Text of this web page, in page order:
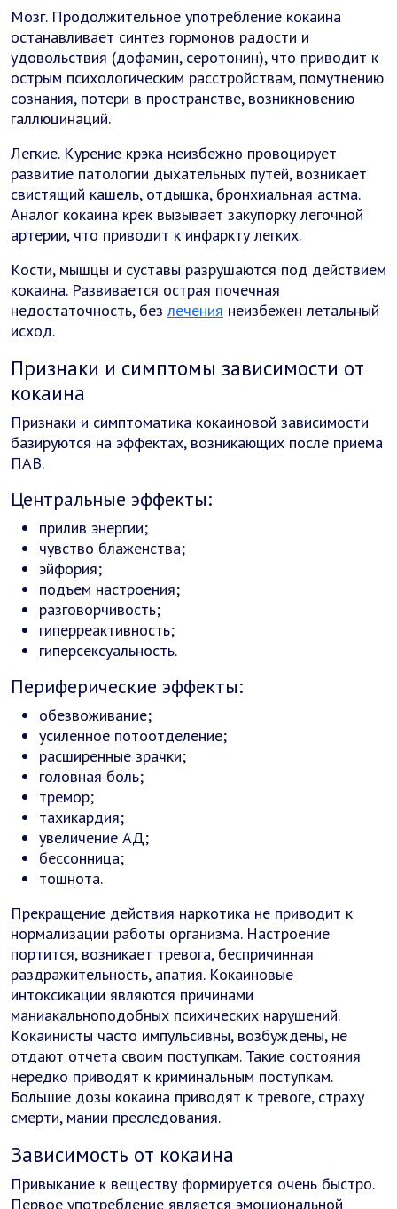
Мозг. Продолжительное употребление кокаина
останавливает синтез гормонов радости и
удовольствия (дофамин, серотонин), что приводит к
острым психологическим расстройствам, помутнению
сознания, потери в пространстве, возникновению
галлюцинаций.
Легкие. Курение крэка неизбежно провоцирует
развитие патологии дыхательных путей, возникает
свистящий кашель, отдышка, бронхиальная астма.
Аналог кокаина крек вызывает закупорку легочной
артерии, что приводит к инфаркту легких.
Кости, мышцы и суставы разрушаются под действием
кокаина. Развивается острая почечная
недостаточность, безлечения неизбежен летальный
исход.
Признаки и симптомы зависимости от
кокаина
Признаки и симптоматика кокаиновой зависимости
базируются на эффектах, возникающих после приема
ПАВ.
Центральные эффекты:
прилив энергии;
чувство блаженства;
эйфория;
подъем настроения;
разговорчивость;
гиперреактивность;
гиперсексуальность.
Периферические эффекты:
обезвоживание;
усиленное потоотделение;
расширенные зрачки;
головная боль;
тремор;
тахикардия;
увеличение АД;
бессонница;
тошнота.
Прекращение действия наркотика не приводит к
нормализации работы организма. Настроение
портится, возникает тревога, беспричинная
раздражительность, апатия. Кокаиновые
интоксикации являются причинами
маниакальноподобных психических нарушений.
Кокаинисты часто импульсивны, возбуждены, не
отдают отчета своим поступкам. Такие состояния
нередко приводят к криминальным поступкам.
Большие дозы кокаина приводят к тревоге, страху
смерти, мании преследования.
Зависимость от кокаина
Привыкание к веществу формируется очень быстро.
Первое употребление является эмоциональной